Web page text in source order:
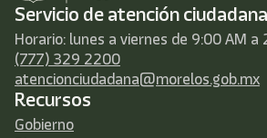
Servicio de atención ciudadana
Horario: lunes a viernes de 9:00 AM a
(777) 329 2200
atencionciudadana@morelos.gob.mx
Recursos
Gobierno